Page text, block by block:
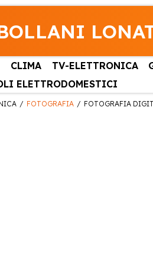
CLIMA TV-ELETTRONICA
ELETTRODOMESTICI
FOTOGRAFIA FOTOGRAFIA